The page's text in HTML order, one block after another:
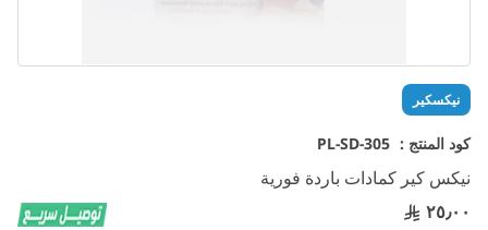
نيكسكير
كود المنتج : PL-SD-305
نيكس كير كمادات باردة فورية
٢٥٫٠٠
تخطي
إلى
بداية
معرض
الصور